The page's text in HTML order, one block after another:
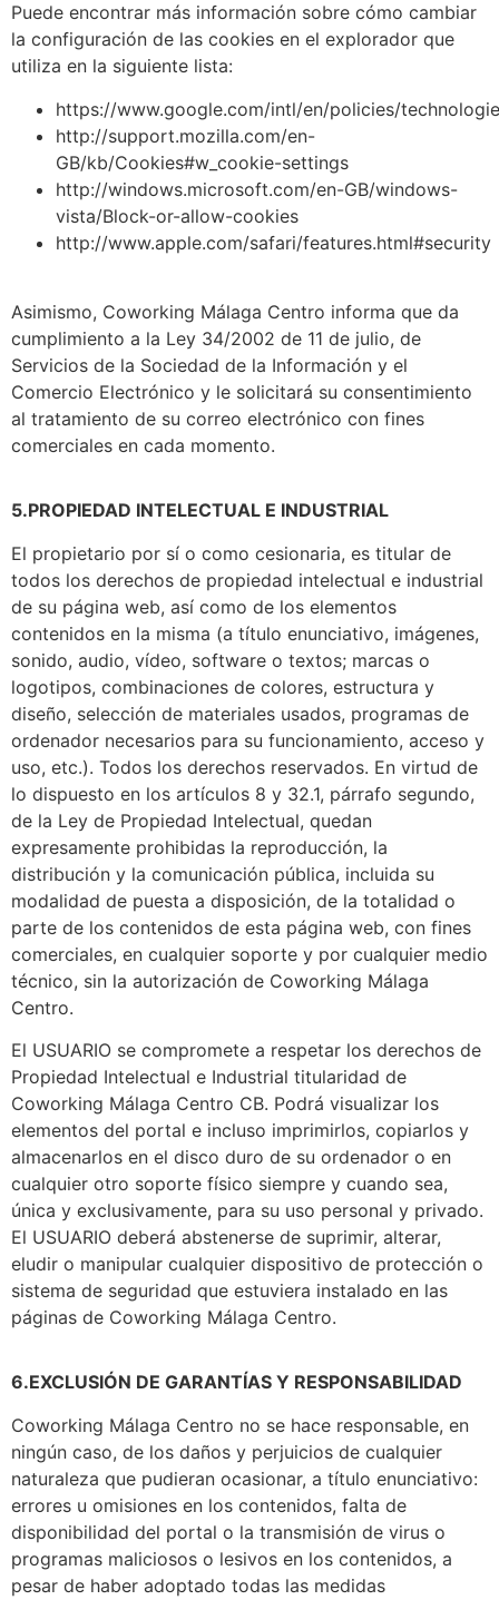
Puede encontrar más información sobre cómo cambiar
la configuración de las cookies en el explorador que
utiliza en la siguiente lista:
https://www.google.com/intl/en/policies/
http://support.mozilla.com/en-
GB/kb/Cookies#w_cookie-settings
http://windows.microsoft.com/en-GB/windows-
vista/Block-or-allow-cookies
http://www.apple.com/safari/features.html#security
Asimismo, Coworking Málaga Centro informa que da
cumplimiento a la Ley 34/2002 de 11 de julio, de
Servicios de la Sociedad de la Información y el
Comercio Electrónico y le solicitará su consentimiento
al tratamiento de su correo electrónico con fines
comerciales en cada momento.
5.PROPIEDAD INTELECTUAL E INDUSTRIAL
El propietario por sí o como cesionaria, es titular de
todos los derechos de propiedad intelectual e industrial
de su página web, así como de los elementos
contenidos en la misma (a título enunciativo, imágenes,
sonido, audio, vídeo, software o textos; marcas o
logotipos, combinaciones de colores, estructura y
diseño, selección de materiales usados, programas de
ordenador necesarios para su funcionamiento, acceso y
uso, etc.). Todos los derechos reservados. En virtud de
lo dispuesto en los artículos 8 y 32.1, párrafo segundo,
de la Ley de Propiedad Intelectual, quedan
expresamente prohibidas la reproducción, la
distribución y la comunicación pública, incluida su
modalidad de puesta a disposición, de la totalidad o
parte de los contenidos de esta página web, con fines
comerciales, en cualquier soporte y por cualquier medio
técnico, sin la autorización de Coworking Málaga
Centro.
El USUARIO se compromete a respetar los derechos de
Propiedad Intelectual e Industrial titularidad de
Coworking Málaga Centro CB. Podrá visualizar los
elementos del portal e incluso imprimirlos, copiarlos y
almacenarlos en el disco duro de su ordenador o en
cualquier otro soporte físico siempre y cuando sea,
única y exclusivamente, para su uso personal y privado.
El USUARIO deberá abstenerse de suprimir, alterar,
eludir o manipular cualquier dispositivo de protección o
sistema de seguridad que estuviera instalado en las
páginas de Coworking Málaga Centro.
6.EXCLUSIÓN DE GARANTÍAS Y RESPONSABILIDAD
Coworking Málaga Centro no se hace responsable, en
ningún caso, de los daños y perjuicios de cualquier
naturaleza que pudieran ocasionar, a título enunciativo:
errores u omisiones en los contenidos, falta de
disponibilidad del portal o la transmisión de virus o
programas maliciosos o lesivos en los contenidos, a
pesar de haber adoptado todas las medidas